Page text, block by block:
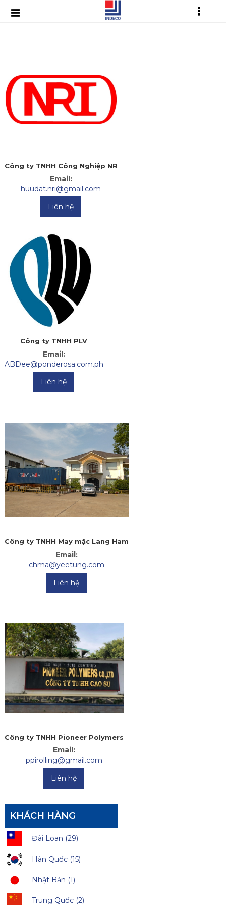
KHÁCH HÀNG
Đài Loan (29)
Hàn Quốc (15)
Nhật Bản (1)
Trung Quốc (2)
Công ty TNHH Công Nghiệp NR
Email:
huudat.nri@gmail.com
Liên hệ
Công ty TNHH PLV
Email:
ABDee@ponderosa.com.ph
Liên hệ
Công ty TNHH May mặc Lang Ham
Email:
chma@yeetung.com
Liên hệ
Công ty TNHH Pioneer Polymers
Email:
ppirolling@gmail.com
Liên hệ